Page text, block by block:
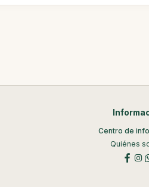
Centro de
Quiénes